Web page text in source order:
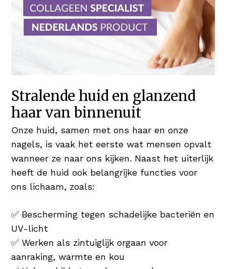
Stralende huid en glanzend
haar van binnenuit
Onze huid, samen met ons haar en onze
nagels, is vaak het eerste wat mensen opvalt
wanneer ze naar ons kijken. Naast het uiterlijk
heeft de huid ook belangrijke functies voor
ons lichaam, zoals:
✅ Bescherming tegen schadelijke bacteriën en
UV-licht
✅ Werken als zintuiglijk orgaan voor
aanraking, warmte en kou